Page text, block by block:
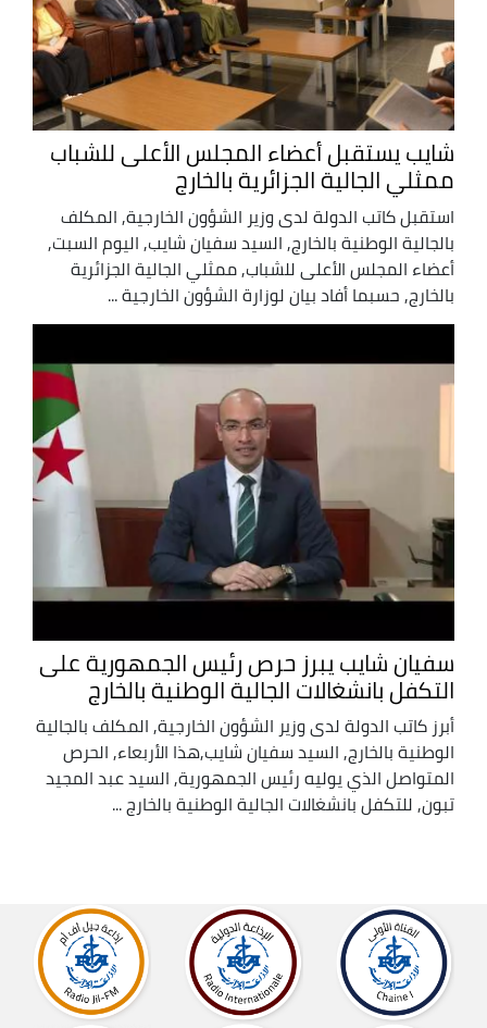
شايب يستقبل أعضاء المجلس الأعلى للشباب
ممثلي الجالية الجزائرية بالخارج
استقبل كاتب الدولة لدى وزير الشؤون الخارجية, المكلف
بالجالية الوطنية بالخارج, السيد سفيان شايب, اليوم السبت,
أعضاء المجلس الأعلى للشباب, ممثلي الجالية الجزائرية
بالخارج, حسبما أفاد بيان لوزارة الشؤون الخارجية ...
سفيان شايب يبرز حرص رئيس الجمهورية على
التكفل بانشغالات الجالية الوطنية بالخارج
أبرز كاتب الدولة لدى وزير الشؤون الخارجية, المكلف بالجالية
الوطنية بالخارج, السيد سفيان شايب,هذا الأربعاء, الحرص
المتواصل الذي يوليه رئيس الجمهورية, السيد عبد المجيد
تبون, للتكفل بانشغالات الجالية الوطنية بالخارج ...